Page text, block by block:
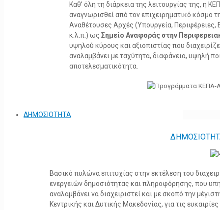
Καθ’ όλη τη διάρκεια της λειτουργίας της, η
αναγνωρισθεί από τον επιχειρηματικό κόσμο
Αναθέτουσες Αρχές (Υπουργεία, Περιφέρειες,
κ.λ.π.) ως Σημείο Αναφοράς στην
υψηλού κύρους και αξιοπιστίας που
αναλαμβάνει με ταχύτητα, διαφάνεια, υψηλή
αποτελεσματικότητα.
ΔΗΜΟΣΙΟΤΗΤΑ
Βασικό πυλώνα επιτυχίας στην εκτέλεση του
ενεργειών δημοσιότητας και πληροφόρησης, που
αναλαμβάνει να διαχειριστεί και με σκοπό την
Κεντρικής και Δυτικής Μακεδονίας, για τις